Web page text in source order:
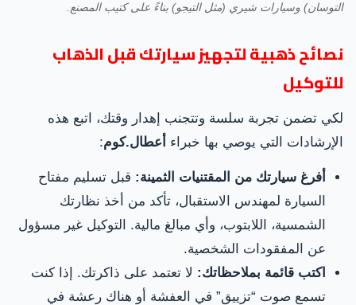
التوسان) وسيارات شيري (مثل التيجو) بناءً على كتيب المصنع.
نصائح ذهبية لتجهيز سيارتك قبل الذهاب
للتوكيل
لكي تضمن تجربة سلسة وتتجنب إهدار وقتك، اتبع هذه
الإرشادات التي يوصي بها خبراء أعطال.كوم:
أفرغ سيارتك من المقتنيات الثمينة: قبل تسليم مفتاح
السيارة لمهندس الاستقبال، تأكد من أخذ نظارتك
الشمسية، اللابتوب، وأي مبالغ مالية. التوكيل غير مسؤول
عن المفقودات الشخصية.
اكتب قائمة بملاحظاتك: لا تعتمد على ذاكرتك. إذا كنت
تسمع صوت “تزييق” في العفشة أو هناك رعشة في